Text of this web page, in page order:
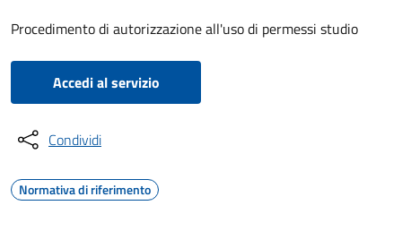
Procedimento di autorizzazione all'uso di permessi studio
Accedi al servizio
Condividi
Normativa di riferimento